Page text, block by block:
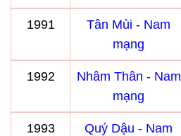
1991
Tân Mùi - Nam
mạng
1992
Nhâm Thân - Nam
mạng
1993
Quý Dậu - Nam